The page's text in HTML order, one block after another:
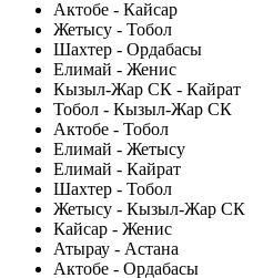
Актобе - Кайсар
Жетысу - Тобол
Шахтер - Ордабасы
Елимай - Женис
Кызыл-Жар СК - Кайрат
Тобол - Кызыл-Жар СК
Актобе - Тобол
Елимай - Жетысу
Елимай - Кайрат
Шахтер - Тобол
Жетысу - Кызыл-Жар СК
Кайсар - Женис
Атырау - Астана
Актобе - Ордабасы